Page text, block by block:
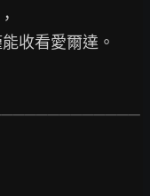
收看愛爾達。